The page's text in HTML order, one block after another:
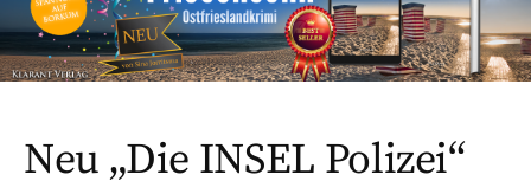
Neu „Die INSEL Polizei“